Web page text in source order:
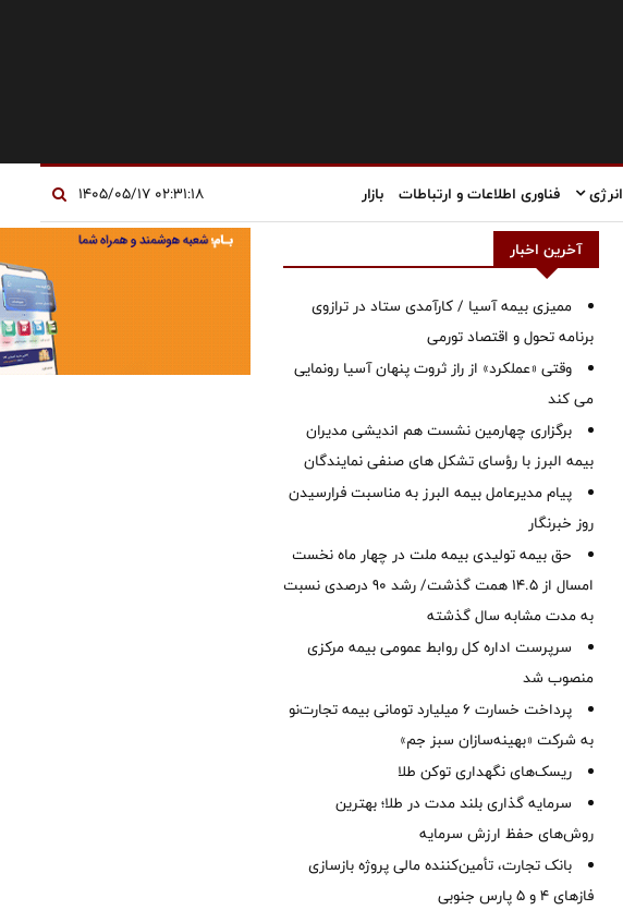
انرژی فناوری اطلاعات و ارتباطات بازار
آخرین اخبار
ممیزی بیمه آسیا / کارآمدی ستاد در ترازوی
برنامه تحول و اقتصاد تورمی
وقتی «عملکرد» از راز ثروت پنهان آسیا رونمایی
می کند
برگزاری چهارمین نشست هم اندیشی مدیران
بیمه البرز با رؤسای تشکل های صنفی نمایندگان
پیام مدیرعامل بیمه البرز به مناسبت فرارسیدن
روز خبرنگار
حق بیمه تولیدی بیمه ملت در چهار ماه نخست
امسال از 14.5 همت گذشت/ رشد 90 درصدی نسبت
به مدت مشابه سال گذشته
سرپرست اداره كل روابط عمومی بیمه مركزی
منصوب شد
پرداخت خسارت ۶ میلیارد تومانی بیمه تجارت‌نو
به شرکت «بهینه‌سازان سبز جم»
ریسک‌های نگهداری توکن طلا
سرمایه گذاری بلند مدت در طلا؛ بهترین
روش‌های حفظ ارزش سرمایه
بانک تجارت، تأمین‌کننده مالی پروژه بازسازی
فازهای ۴ و ۵ پارس جنوبی